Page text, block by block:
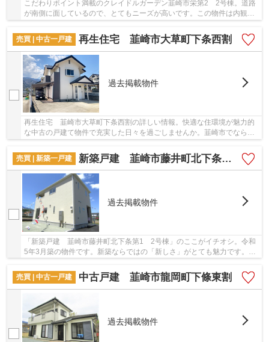
こだわりポイント満載のクレイドルガーデン韮崎市栄第2 2号棟。道路
が南側に面しているので、とてもニーズが高いです。この物件は内観も
売買 | 中古一戸建
再生住宅 韮崎市大草町下条西割
過去掲載物件
再生住宅 韮崎市大草町下条西割の詳しい情報。快適な住環境が魅力的
な中古の戸建て物件で充実した日々を過ごしませんか。韮崎市でなら、
お客様のご希望の不動産情報が見つかります。...
売買 | 新築一戸建
新築戸建 韮崎市藤井町北下条第1 2号棟
過去掲載物件
「新築戸建 韮崎市藤井町北下条第1 2号棟」のここがイチオシ。令和
5年3月築の物件です。新築ならではの「新しさ」がとても魅力です。利
売買 | 中古一戸建
中古戸建 韮崎市龍岡町下條東割
過去掲載物件